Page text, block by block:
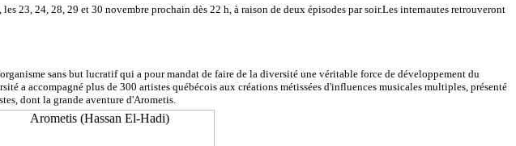
23, 24, 28, 29 et 30 novembre prochain dès 22 h, à raison de deux épisodes par soir.Les internautes retrouveront
sans but lucratif qui a pour mandat de faire de la diversité une véritable force de développement du
a accompagné plus de 300 artistes québécois aux créations métissées d'influences musicales multiples, présenté
dont la grande aventure d'Arometis.